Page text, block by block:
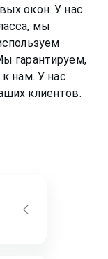
окон. У нас
мы
гарантируем,
нам. У нас
клиентов.